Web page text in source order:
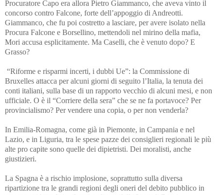
Procuratore Capo era allora Pietro Giammanco, che aveva vinto il
concorso contro Falcone, forte dell’appoggio di Andreotti.
Giammanco, che fu poi costretto a lasciare, per avere isolato nella
Procura Falcone e Borsellino, mettendoli nel mirino della mafia,
Mori accusa esplicitamente. Ma Caselli, che è venuto dopo? E
Grasso?
“Riforme e risparmi incerti, i dubbi Ue”: la Commissione di
Bruxelles attacca per alcuni giorni di seguito l’Italia, la tenuta dei
conti italiani, sulla base di un rapporto vecchio di alcuni mesi, e non
ufficiale. O è il “Corriere della sera” che se ne fa portavoce? Per
provincialismo? Per vendere una copia, o per non venderla?
In Emilia-Romagna, come già in Piemonte, in Campania e nel
Lazio, e in Liguria, tra le spese pazze dei consiglieri regionali le più
alte pro capite sono quelle dei dipietristi. Dei moralisti, anche
giustizieri.
La Spagna è a rischio implosione, soprattutto sulla diversa
ripartizione tra le grandi regioni degli oneri del debito pubblico in